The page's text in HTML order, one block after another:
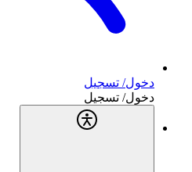
دخول/ تسجيل
دخول/ تسجيل